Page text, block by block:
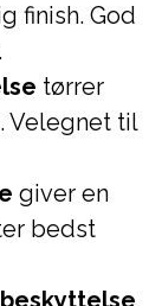
finish. God
tørrer
Velegnet til
giver en
bedst